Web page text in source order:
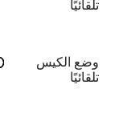
تلقائيًا
وضع الكيس
تلقائيًا